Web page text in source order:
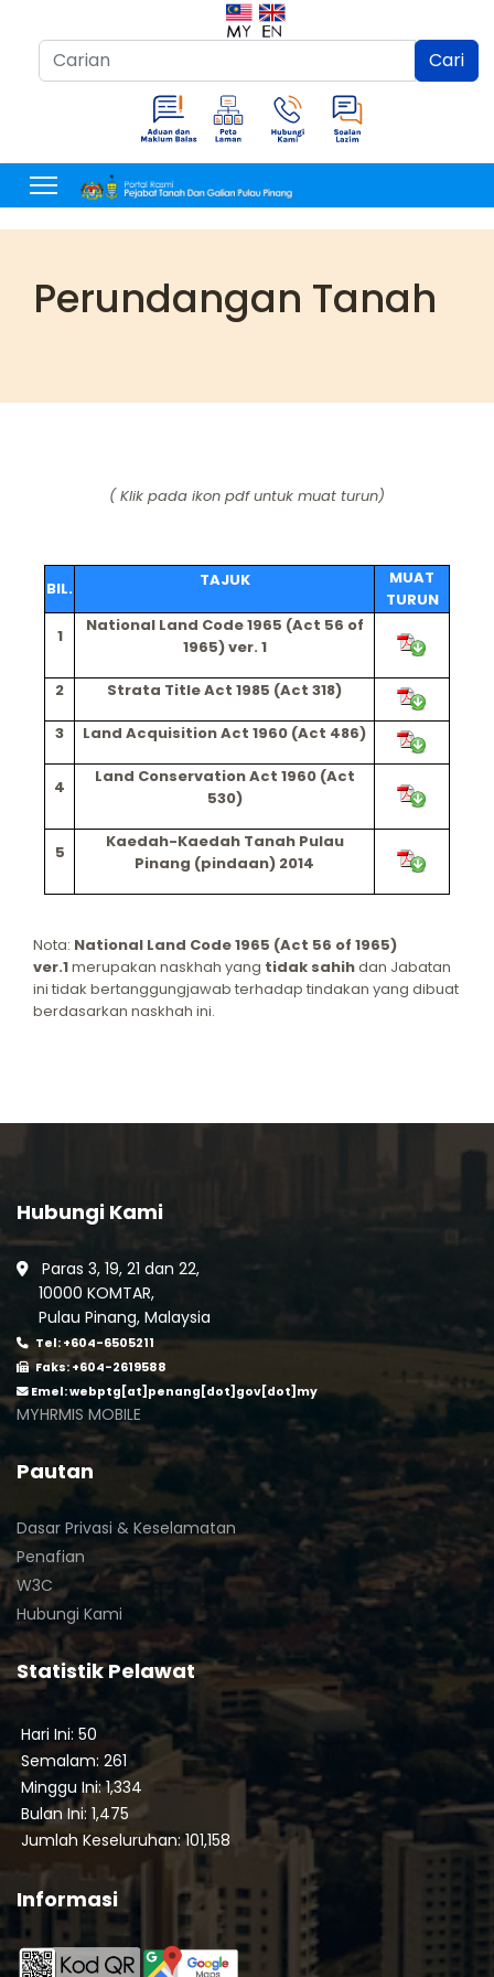
Cari
Perundangan Tanah
( Klik pada ikon pdf untuk muat turun)
BIL. TAJUK
MUAT
TURUN
1
National Land Code 1965 (Act 56 of
1965) ver. 1
2 Strata Title Act 1985 (Act 318)
3 Land Acquisition Act 1960 (Act 486)
4
Land Conservation Act 1960 (Act
530)
5
Kaedah-Kaedah Tanah Pulau
Pinang (pindaan) 2014
Nota: National Land Code 1965 (Act 56 of 1965)
ver.1merupakan naskhah yang tidak sahihdan Jabatan
ini tidak bertanggungjawab terhadap tindakan yang dibuat
berdasarkan naskhah ini.
Hubungi Kami
Paras 3, 19, 21 dan 22,
10000 KOMTAR,
Pulau Pinang, Malaysia
Tel: +604-6505211
Faks: +604-2619588
Emel:webptg[at]penang[dot]gov[dot]my
MYHRMIS MOBILE
Pautan
Dasar Privasi & Keselamatan
Penafian
W3C
Hubungi Kami
Statistik Pelawat
Hari Ini: 50
Semalam: 261
Minggu Ini: 1,334
Bulan Ini: 1,475
Jumlah Keseluruhan: 101,158
Informasi